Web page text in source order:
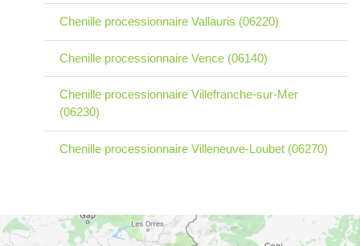
Chenille processionnaire Vallauris (06220)
Chenille processionnaire Vence (06140)
Chenille processionnaire Villefranche-sur-Mer
(06230)
Chenille processionnaire Villeneuve-Loubet (06270)